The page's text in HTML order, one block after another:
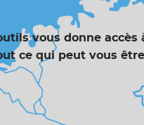
vous donne accès
ce qui peut vous être